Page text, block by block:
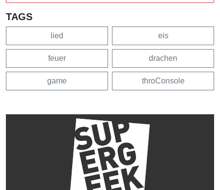
TAGS
lied eis
feuer drachen
game throConsole